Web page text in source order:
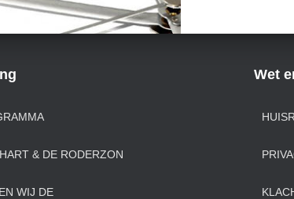
& DE RODERZON
WIJ DE
Wet